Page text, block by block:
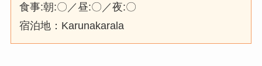
食事:朝:〇／昼:〇／夜:〇
宿泊地：Karunakarala